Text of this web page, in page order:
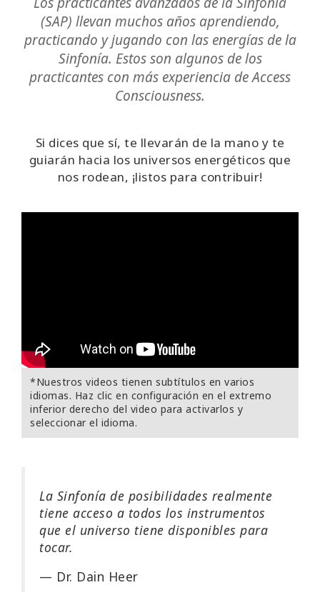
Sesiones
Conviértete
en
Guías
de la
Sinfonía
global
BUSCAR
(SAP) llevan muchos años aprendiendo,
practicando y jugando con las energías de la
Sinfonía. Estos son algunos de los
practicantes con más experiencia de Access
Consciousness.
Si dices que sí, te llevarán de la mano y te
guiarán hacia los universos energéticos que
nos rodean, ¡listos para contribuir!
*Nuestros videos tienen subtítulos en varios
idiomas. Haz clic en configuración en el extremo
inferior derecho del video para activarlos y
seleccionar el idioma.
La Sinfonía de posibilidades realmente
tiene acceso a todos los instrumentos
que el universo tiene disponibles para
tocar.
— Dr. Dain Heer